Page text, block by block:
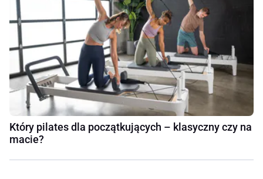
Który pilates dla początkujących – klasyczny czy na
macie?